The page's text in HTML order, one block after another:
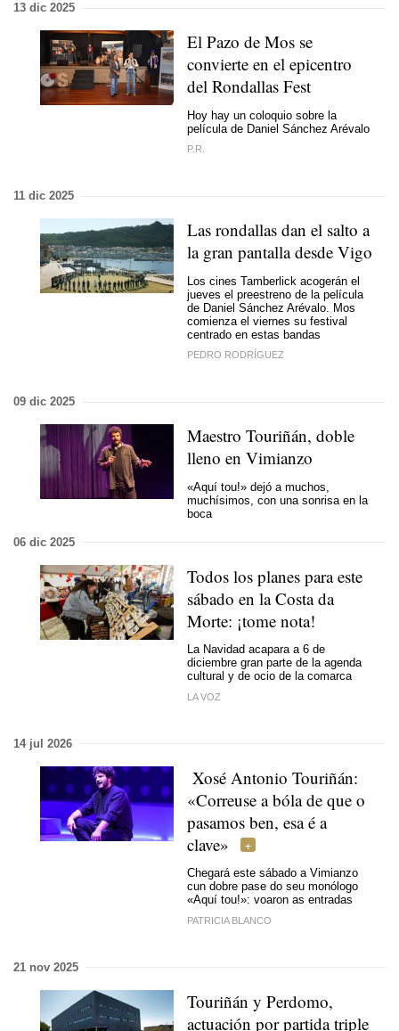
13 dic 2025
El Pazo de Mos se
convierte en el epicentro
del Rondallas Fest
Hoy hay un coloquio sobre la
película de Daniel Sánchez Arévalo
P.R.
11 dic 2025
Las rondallas dan el salto a
la gran pantalla desde Vigo
Los cines Tamberlick acogerán el
jueves el preestreno de la película
de Daniel Sánchez Arévalo. Mos
comienza el viernes su festival
centrado en estas bandas
PEDRO RODRÍGUEZ
09 dic 2025
Maestro Touriñán, doble
lleno en Vimianzo
«Aquí tou!» dejó a muchos,
muchísimos, con una sonrisa en la
boca
06 dic 2025
Todos los planes para este
sábado en la Costa da
Morte: ¡tome nota!
La Navidad acapara a 6 de
diciembre gran parte de la agenda
cultural y de ocio de la comarca
LA VOZ
14 jul 2026
Xosé Antonio Touriñán:
«Correuse a bóla de que o
pasamos ben, esa é a
clave»
Chegará este sábado a Vimianzo
cun dobre pase do seu monólogo
«Aquí tou!»: voaron as entradas
PATRICIA BLANCO
21 nov 2025
Touriñán y Perdomo,
actuación por partida triple